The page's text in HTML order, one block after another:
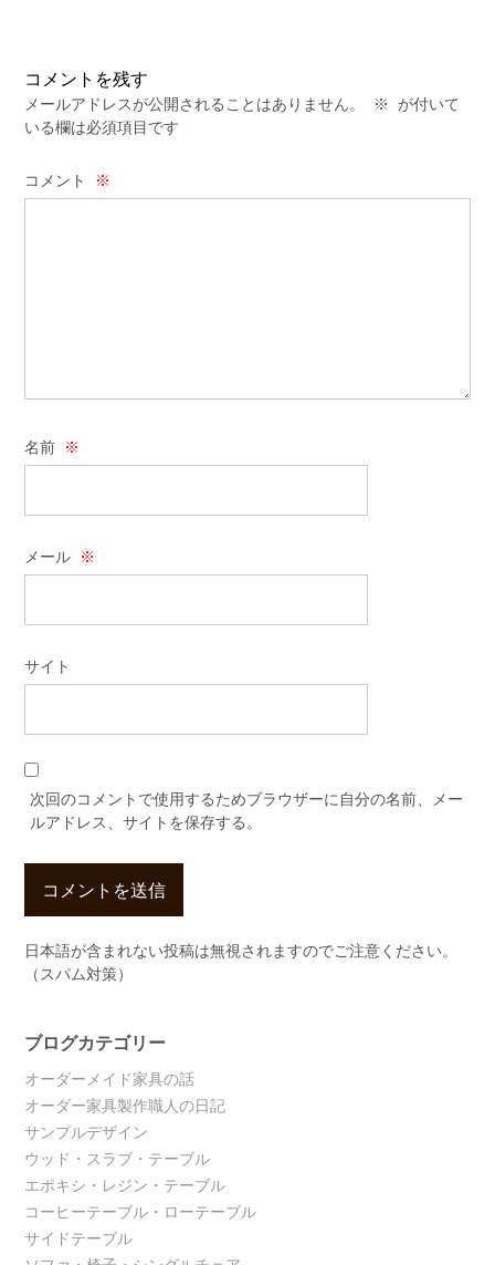
コメントを残す
メールアドレスが公開されることはありません。 ※
が付いて
いる欄は必須項目です
コメント ※
名前 ※
メール ※
サイト
次回のコメントで使用するためブラウザーに自分の名前、メー
ルアドレス、サイトを保存する。
日本語が含まれない投稿は無視されますのでご注意ください。
（スパム対策）
ブログカテゴリー
オーダーメイド家具の話
オーダー家具製作職人の日記
サンプルデザイン
ウッド・スラブ・テーブル
エポキシ・レジン・テーブル
コーヒーテーブル・ローテーブル
サイドテーブル